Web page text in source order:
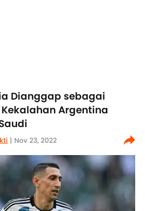
Dianggap sebagai
Argentina
| Nov 23, 2022